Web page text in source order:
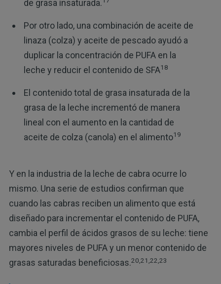
de grasa insaturada.
Por otro lado, una combinación de aceite de
linaza (colza) y aceite de pescado ayudó a
duplicar la concentración de PUFA en la
leche y reducir el contenido de SFA18
El contenido total de grasa insaturada de la
grasa de la leche incrementó de manera
lineal con el aumento en la cantidad de
aceite de colza (canola) en el alimento19
Y en la industria de la leche de cabra ocurre lo
mismo. Una serie de estudios confirman que
cuando las cabras reciben un alimento que está
diseñado para incrementar el contenido de PUFA,
cambia el perfil de ácidos grasos de su leche: tiene
mayores niveles de PUFA y un menor contenido de
grasas saturadas beneficiosas.20,21,22,23